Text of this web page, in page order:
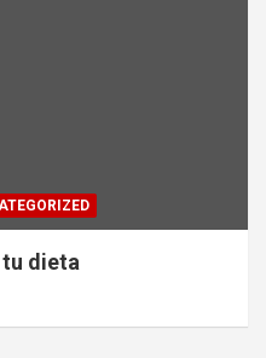
dieta